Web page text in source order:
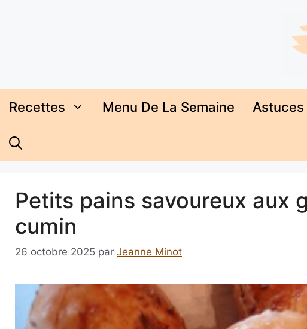
Recettes Menu De La Semaine Astuces
Petits pains savoureux aux
cumin
26 octobre 2025 par Jeanne Minot